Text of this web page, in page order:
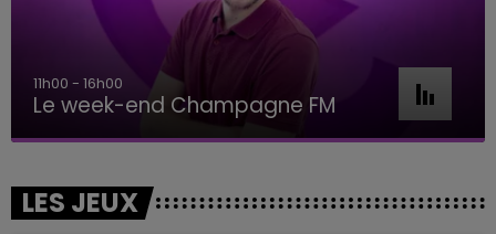
16h00 - 20h00
Le Week-end Champagne FM
LES JEUX